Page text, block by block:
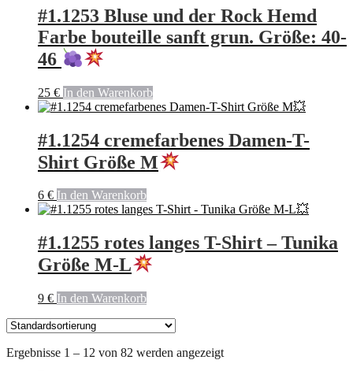
#1.1253 Bluse und der Rock Hemd
Farbe bouteille sanft grun. Größe: 40-
46
25 € In den Warenkorb
#1.1254 cremefarbenes Damen-T-
Shirt Größe M
6 € In den Warenkorb
#1.1255 rotes langes T-Shirt – Tunika
Größe M-L
9 € In den Warenkorb
Ergebnisse 1 – 12 von 82 werden angezeigt